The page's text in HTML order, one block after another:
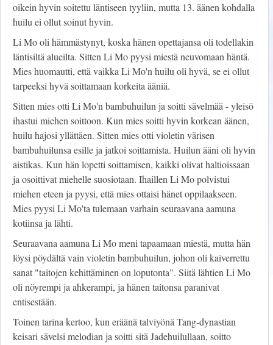
oikein hyvin soitettu läntiseen tyyliin, mutta 13. äänen kohdalla
huilu ei ollut soinut hyvin.
Li Mo oli hämmästynyt, koska hänen opettajansa oli todellakin
läntisiltä alueilta. Sitten Li Mo pyysi miestä neuvomaan häntä.
Mies huomautti, että vaikka Li Mo'n huilu oli hyvä, se ei ollut
tarpeeksi hyvä soittamaan korkeita ääniä.
Sitten mies otti Li Mo'n bambuhuilun ja soitti sävelmää - yleisö
ihastui miehen soittoon. Kun mies soitti hyvin korkean äänen,
huilu hajosi yllättäen. Sitten mies otti violetin värisen
bambuhuilunsa esille ja jatkoi soittamista. Huilun ääni oli hyvin
aistikas. Kun hän lopetti soittamisen, kaikki olivat haltioissaan
ja osoittivat miehelle suosiotaan. Ihaillen Li Mo polvistui
miehen eteen ja pyysi, että mies ottaisi hänet oppilaakseen.
Mies pyysi Li Mo'ta tulemaan varhain seuraavana aamuna
kotiinsa ja lähti.
Seuraavana aamuna Li Mo meni tapaamaan miestä, mutta hän
löysi pöydältä vain violetin bambuhuilun, johon oli kaiverrettu
sanat "taitojen kehittäminen on loputonta". Siitä lähtien Li Mo
oli nöyrempi ja ahkerampi, ja hänen taitonsa paranivat
entisestään.
Toinen tarina kertoo, kun eräänä talviyönä Tang-dynastian
keisari sävelsi melodian ja soitti sitä Jadehuilullaan, soitto